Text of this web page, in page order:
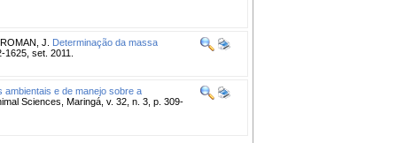
ROMAN, J.
Determinação da massa
set. 2011.
ambientais e de manejo sobre a
Sciences, Maringá, v. 32, n. 3, p. 309-